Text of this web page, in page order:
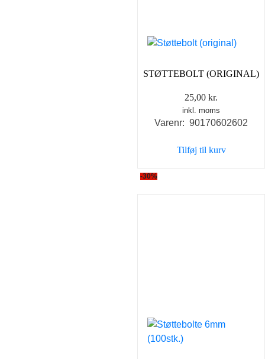
STØTTEBOLT (ORIGINAL)
25,00 kr.
inkl. moms
Varenr: 90170602602
Tilføj til kurv
-30%